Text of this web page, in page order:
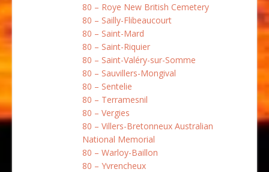
80 – Roye New British Cemetery
80 – Sailly-Flibeaucourt
80 – Saint-Mard
80 – Saint-Riquier
80 – Saint-Valéry-sur-Somme
80 – Sauvillers-Mongival
80 – Sentelie
80 – Terramesnil
80 – Vergies
80 – Villers-Bretonneux Australian
National Memorial
80 – Warloy-Baillon
80 – Yvrencheux